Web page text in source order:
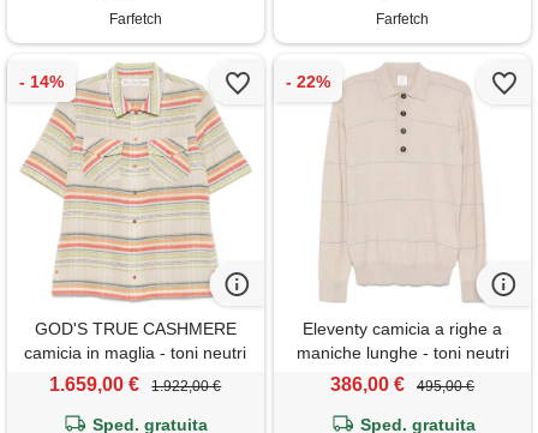
Farfetch
Farfetch
GOD'S TRUE CASHMERE
camicia in maglia - toni neutri
1.659,00 € 1.922,00 €
Sped. gratuita
Eleventy camicia a righe a
maniche lunghe - toni neutri
386,00 € 495,00 €
Sped. gratuita